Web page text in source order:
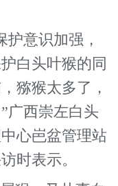
意识加强，
白头叶猴的同
猕猴太多了，
广西崇左白头
心岜盆管理站
时表示。